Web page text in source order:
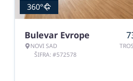
360°
Bulevar Evrope
NOVI SAD
ŠIFRA: #572578